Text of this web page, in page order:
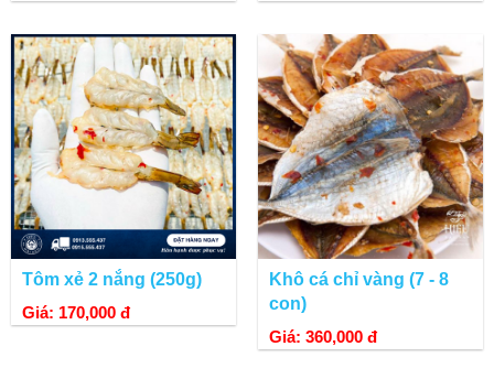
Tôm xẻ 2 nắng (250g)
Giá: 170,000 đ
Khô cá chỉ vàng (7 - 8
con)
Giá: 360,000 đ